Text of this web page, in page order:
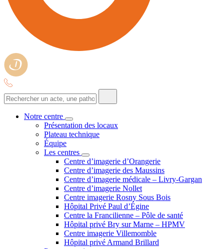
Notre centre
Présentation des locaux
Plateau technique
Équipe
Les centres
Centre d’imagerie d’Orangerie
Centre d’imagerie des Maussins
Centre d’imagerie médicale – Livry-Gargan
Centre d’imagerie Nollet
Centre imagerie Rosny Sous Bois
Hôpital Privé Paul d’Égine
Centre la Francilienne – Pôle de santé
Hôpital privé Bry sur Marne – HPMV
Centre imagerie Villemomble
Hôpital privé Armand Brillard